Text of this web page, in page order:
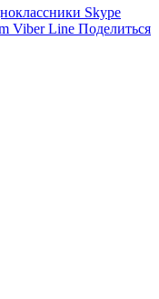
Skype
Viber Line Поделиться